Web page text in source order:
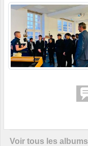
Voir tous les albums